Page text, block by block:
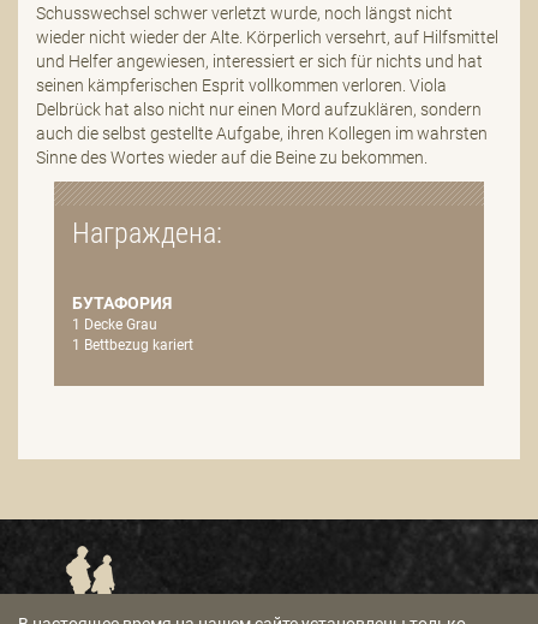
Schusswechsel schwer verletzt wurde, noch längst nicht
wieder nicht wieder der Alte. Körperlich versehrt, auf Hilfsmittel
und Helfer angewiesen, interessiert er sich für nichts und hat
seinen kämpferischen Esprit vollkommen verloren. Viola
Delbrück hat also nicht nur einen Mord aufzuklären, sondern
auch die selbst gestellte Aufgabe, ihren Kollegen im wahrsten
Sinne des Wortes wieder auf die Beine zu bekommen.
Награждена:
БУТАФОРИЯ
1 Decke Grau
1 Bettbezug kariert